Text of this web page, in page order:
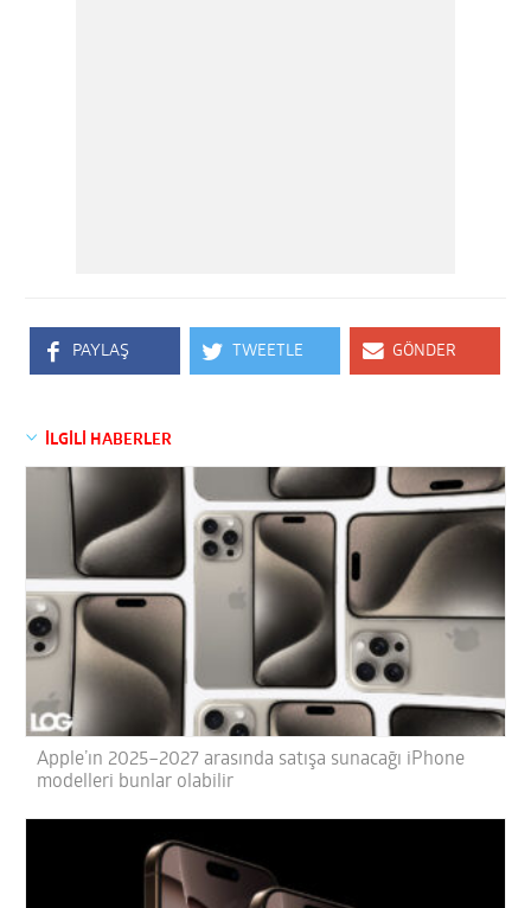
PAYLAŞ TWEETLE GÖNDER
İLGİLİ HABERLER
Apple’ın 2025–2027 arasında satışa sunacağı iPhone
modelleri bunlar olabilir